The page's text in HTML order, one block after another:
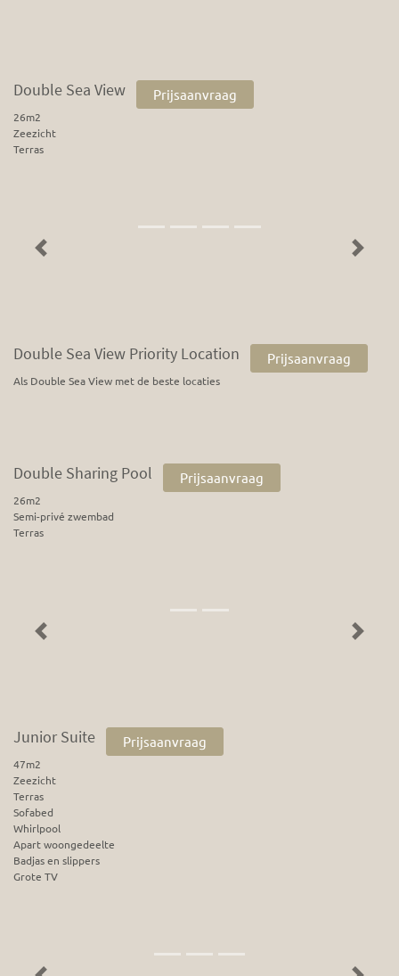
Double Sea View Prijsaanvraag
26m2
Zeezicht
Terras
Previous Next
Double Sea View Priority Location Prijsaanvraag
Als Double Sea View met de beste locaties
Double Sharing Pool Prijsaanvraag
26m2
Semi-privé zwembad
Terras
Previous Next
Junior Suite Prijsaanvraag
47m2
Zeezicht
Terras
Sofabed
Whirlpool
Apart woongedeelte
Badjas en slippers
Grote TV